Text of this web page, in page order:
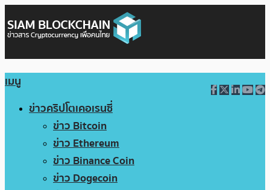
เมนู
ข่าวคริปโตเคอเรนซี่
ข่าว Bitcoin
ข่าว Ethereum
ข่าว Binance Coin
ข่าว Dogecoin